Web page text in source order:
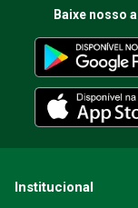
Escreva uma
ENVIAR
Baixe nosso
Institucional